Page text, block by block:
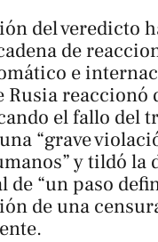
del veredicto
de
e
Rusia reaccionó
el fallo del
“grave
y tildó la
“un paso
de una